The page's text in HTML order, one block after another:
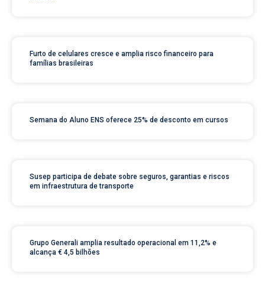
Furto de celulares cresce e amplia risco financeiro para
famílias brasileiras
Semana do Aluno ENS oferece 25% de desconto em cursos
Susep participa de debate sobre seguros, garantias e riscos
em infraestrutura de transporte
Grupo Generali amplia resultado operacional em 11,2% e
alcança € 4,5 bilhões